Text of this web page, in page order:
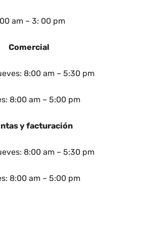
am – 3: 00 pm
Comercial
8:00 am – 5:30 pm
8:00 am – 5:00 pm
y facturación
8:00 am – 5:30 pm
8:00 am – 5:00 pm